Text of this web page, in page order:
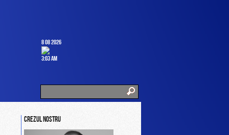
8 08 2026
3:03 am
Crezul nostru